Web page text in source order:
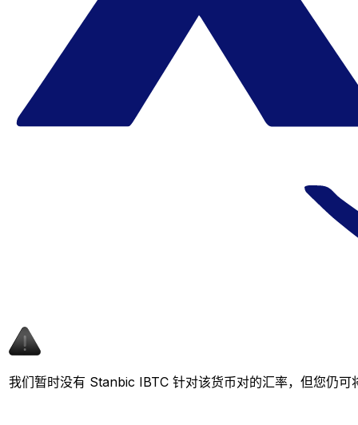
我们暂时没有 Stanbic IBTC 针对该货币对的汇率，但您仍